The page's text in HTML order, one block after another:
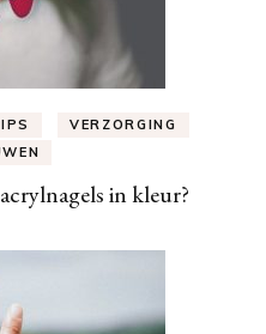
VERZORGING
in kleur?